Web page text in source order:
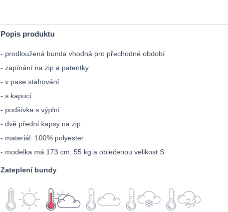
Popis produktu
- prodloužená bunda vhodná pro přechodné období
- zapínání na zip a patentky
- v pase stahování
- s kapucí
- podšívka s výplní
- dvě přední kapsy na zip
- materiál: 100% polyester
- modelka má 173 cm, 55 kg a oblečenou velikost S
Zateplení bundy